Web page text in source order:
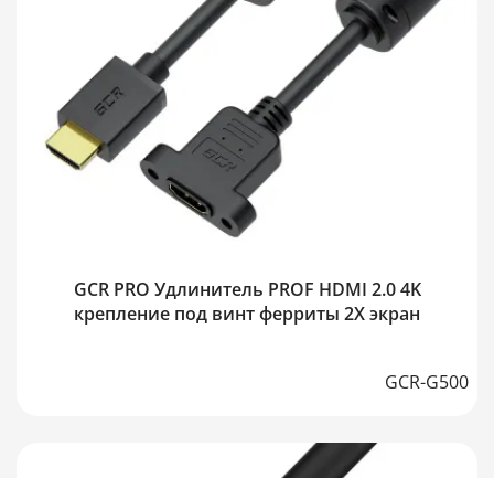
GCR PRO Удлинитель PROF HDMI 2.0 4K
крепление под винт ферриты 2Х экран
GCR-G500